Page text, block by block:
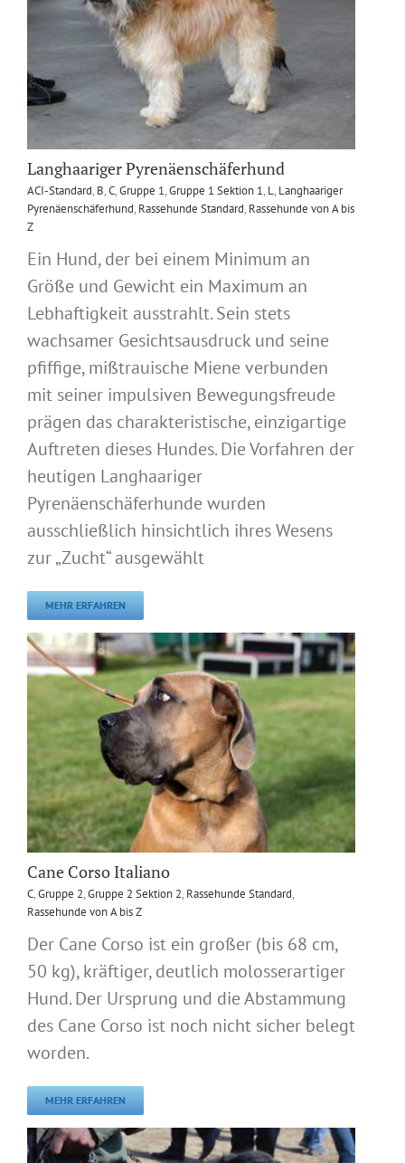
Langhaariger Pyrenäenschäferhund
ACI-Standard, B,C,Gruppe 1,Gruppe 1 Sektion 1, L, Langhaariger
Pyrenäenschäferhund, Rassehunde Standard, Rassehunde von A bis
Z
Ein Hund, der bei einem Minimum an
Größe und Gewicht ein Maximum an
Lebhaftigkeit ausstrahlt. Sein stets
wachsamer Gesichtsausdruck und seine
pfiffige, mißtrauische Miene verbunden
mit seiner impulsiven Bewegungsfreude
prägen das charakteristische, einzigartige
Auftreten dieses Hundes. Die Vorfahren der
heutigen Langhaariger
Pyrenäenschäferhunde wurden
ausschließlich hinsichtlich ihres Wesens
zur „Zucht“ ausgewählt
MEHR ERFAHREN
Cane Corso Italiano
C,Gruppe 2,Gruppe 2 Sektion 2, Rassehunde Standard,
Rassehunde von A bis Z
Der Cane Corso ist ein großer (bis 68 cm,
50 kg), kräftiger, deutlich molosserartiger
Hund. Der Ursprung und die Abstammung
des Cane Corso ist noch nicht sicher belegt
worden.
MEHR ERFAHREN